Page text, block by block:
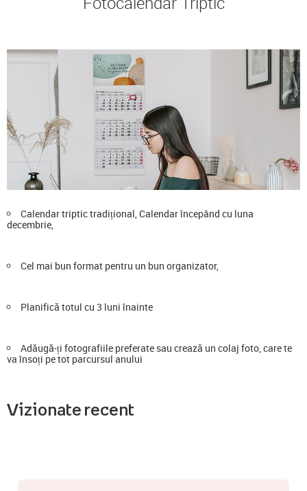
Calendar triptic tradițional, Calendar începând cu luna
decembrie,
Cel mai bun format pentru un bun organizator,
Planifică totul cu 3 luni înainte
Adăugă-ți fotografiile preferate sau crează un colaj foto, care te
va însoți pe tot parcursul anului
Vizionate recent